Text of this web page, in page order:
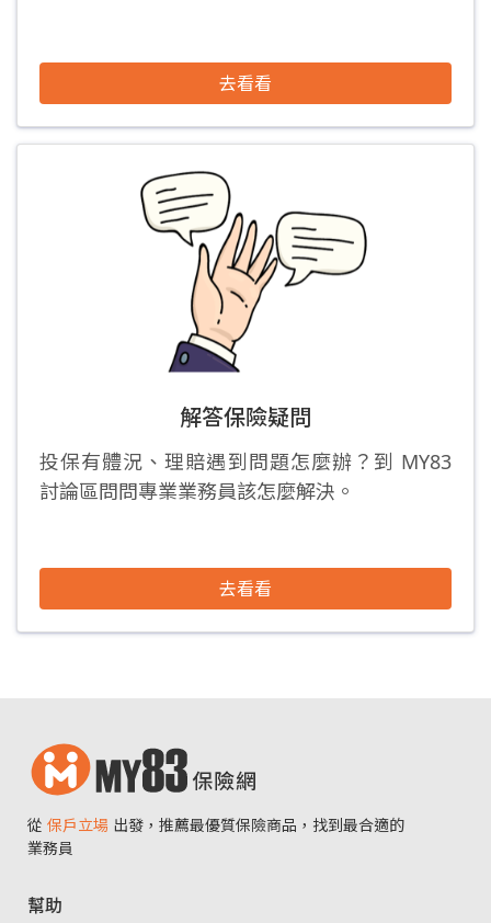
去看看
解答保險疑問
投保有體況、理賠遇到問題怎麼辦？到 MY83
討論區問問專業業務員該怎麼解決。
去看看
從 保戶立場 出發，推薦最優質保險商品，找到最合適的
業務員
幫助